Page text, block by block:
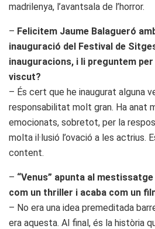
madrilenya, l’avantsala de l’horror.
– Felicitem Jaume Balagueró
inauguració del Festival de
inauguracions, i li preguntem
viscut?
– És cert que he inaugurat alguna
responsabilitat molt gran. Ha anat
emocionats, sobretot, per la
molta il·lusió l’ovació a les
content.
– “Venus” apunta al
com un thriller i acaba com un
– No era una idea premeditada
era aquesta. Al final, és la història